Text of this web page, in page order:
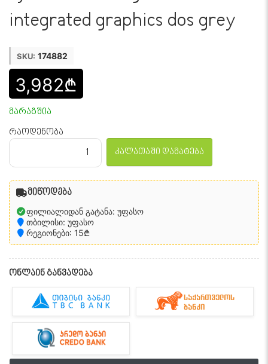
integrated graphics dos grey
SKU: 174882
3,982₾
მარაგშია
რაოდენობა
კალათაში დამატება
მიწოდება
ფილიალიდან გატანა: უფასო
თბილისი: უფასო
რეგიონები: 15₾
ონლაინ განვადება